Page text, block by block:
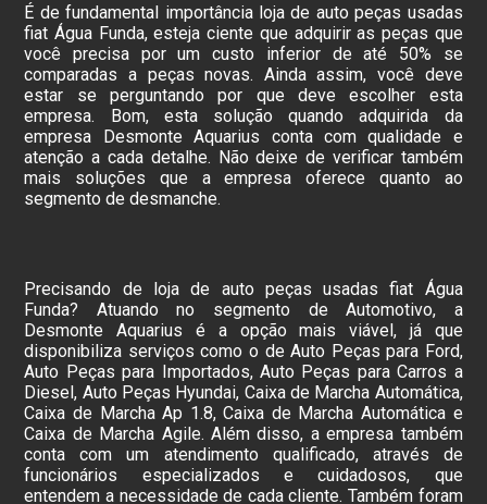
É de fundamental importância loja de auto peças usadas
fiat Água Funda, esteja ciente que adquirir as peças que
você precisa por um custo inferior de até 50% se
comparadas a peças novas. Ainda assim, você deve
estar se perguntando por que deve escolher esta
empresa. Bom, esta solução quando adquirida da
empresa Desmonte Aquarius conta com qualidade e
atenção a cada detalhe. Não deixe de verificar também
mais soluções que a empresa oferece quanto ao
segmento de desmanche.
Precisando de loja de auto peças usadas fiat Água
Funda? Atuando no segmento de Automotivo, a
Desmonte Aquarius é a opção mais viável, já que
disponibiliza serviços como o de Auto Peças para Ford,
Auto Peças para Importados, Auto Peças para Carros a
Diesel, Auto Peças Hyundai, Caixa de Marcha Automática,
Caixa de Marcha Ap 1.8, Caixa de Marcha Automática e
Caixa de Marcha Agile. Além disso, a empresa também
conta com um atendimento qualificado, através de
funcionários especializados e cuidadosos, que
entendem a necessidade de cada cliente. Também foram